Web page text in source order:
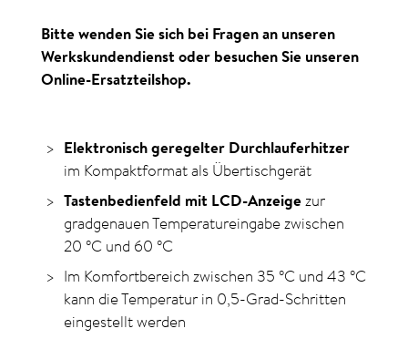
Bitte wenden Sie sich bei Fragen an unseren
Werkskundendienst oder besuchen Sie unseren
Online-Ersatzteilshop.
Elektronisch geregelter Durch­lauf­erhitzer
im Kompaktformat als Übertischgerät
Tastenbedienfeld mit LCD-Anzeigezur
gradgenauen Temperatureingabe zwischen
20 °C und 60 °C
Im Komfortbereich zwischen 35 °C und 43 °C
kann die Temperatur in 0,5-Grad-Schritten
eingestellt werden